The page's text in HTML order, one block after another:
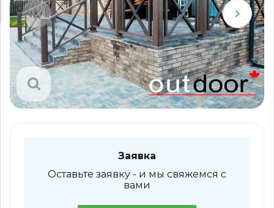
Заявка
Оставьте заявку - и мы свяжемся с
вами